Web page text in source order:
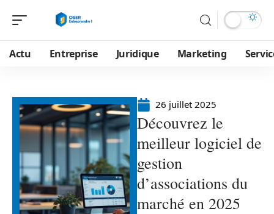
Actu Entreprise Juridique Marketing
26 juillet 2025
Découvrez le
meilleur logiciel de
gestion
d’associations du
marché en 2025